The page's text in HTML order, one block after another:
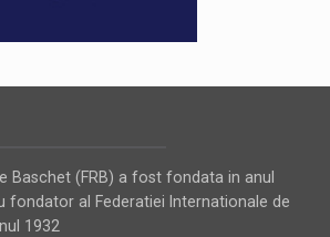
Baschet (FRB) a fost fondata in anul
fondator al Federatiei Internationale de
1932